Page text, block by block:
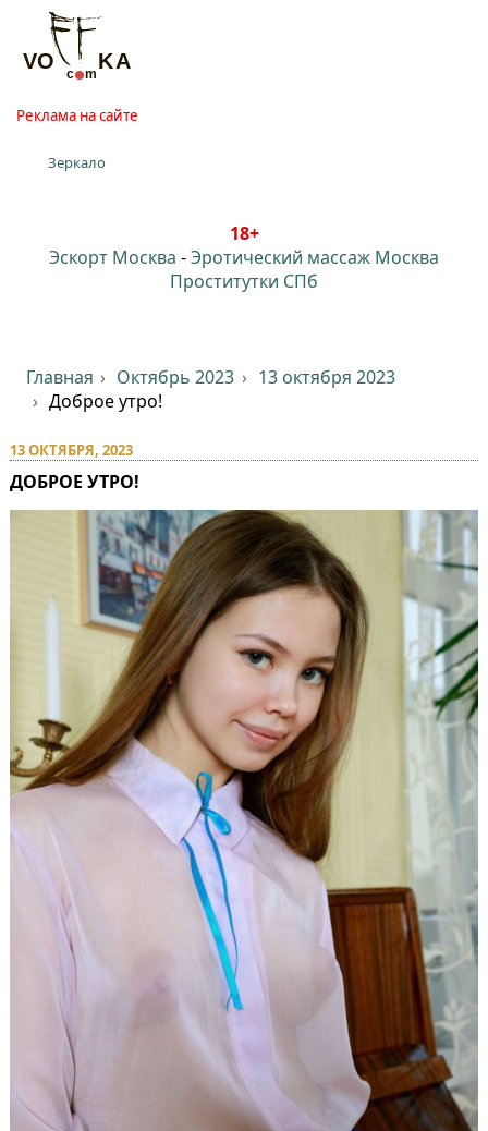
Реклама на сайте
Зеркало
18+
Эскорт Москва -Эротический массаж Москва
Проститутки СПб
Главная Октябрь 2023
13 октября 2023
Доброе утро!
13 ОКТЯБРЯ, 2023
ДОБРОЕ УТРО!